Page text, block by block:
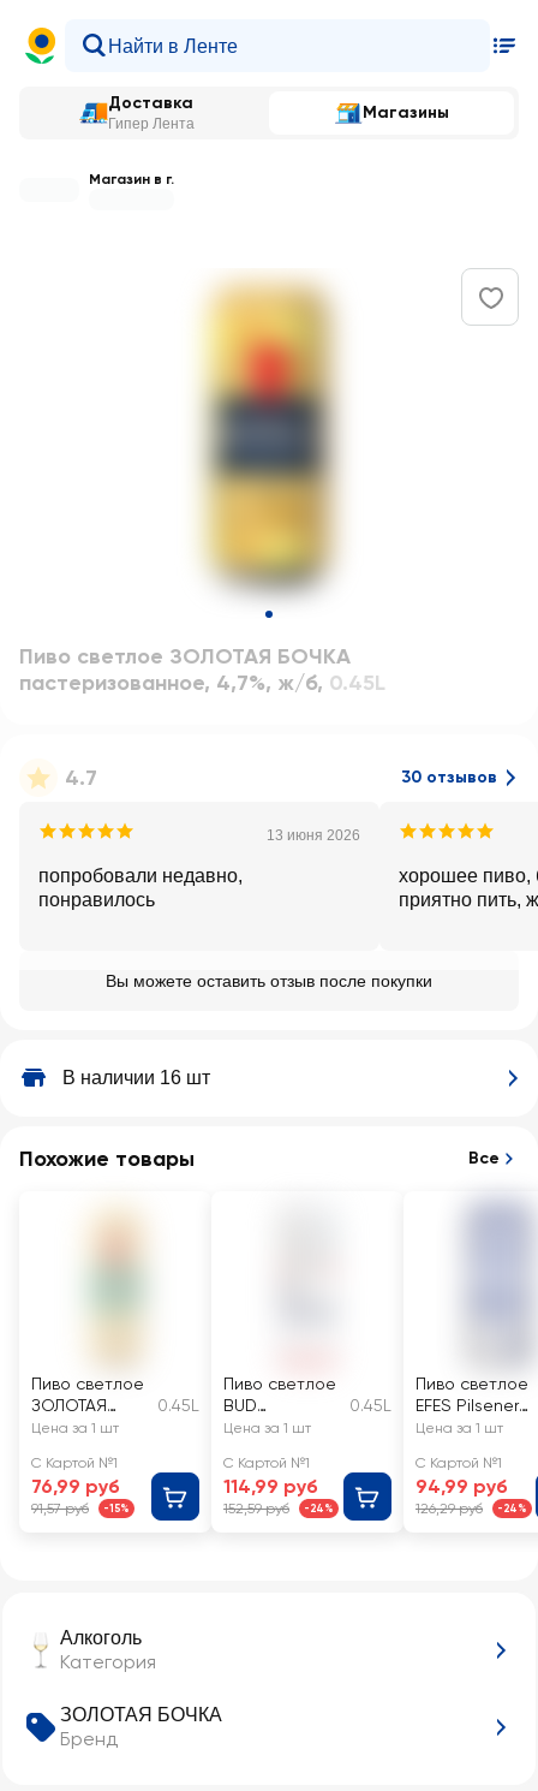
Доставка
Гипер Лента
Магазины
Магазин в г.
Пиво светлое ЗОЛОТАЯ БОЧКА
пастеризованное, 4,7%, ж/б, 0.45L
4.7 30 отзывов
13 июня 2026
попробовали недавно,
понравилось
хорошее пиво,
приятно пить,
Вы можете оставить отзыв после покупки
В наличии 16 шт
Алкоголь
Категория
ЗОЛОТАЯ БОЧКА
Бренд
Похожие товары Все
Пиво светлое
ЗОЛОТАЯ
БОЧКА
пастеризован
ное, 5,2%, ж/б
0.45L
Цена за 1 шт
С Картой №1
76,99 руб
91,57 руб -15%
Пиво светлое
BUD
пастеризован
0.45L
Цена за 1 шт
С Картой №1
114,99 руб
152,59 руб -24%
Пиво светлое
EFES Pilsener
пастеризован
Цена за 1 шт
С Картой №1
94,99 руб
126,29 руб -24%